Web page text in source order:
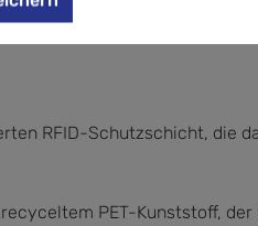
RFID-Schutzschicht, die
PET-Kunststoff,